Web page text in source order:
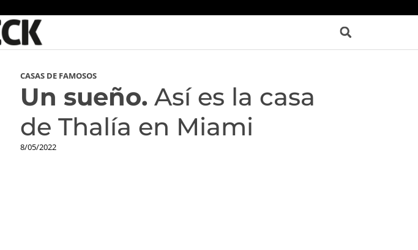
CASAS DE FAMOSOS
Un sueño. Así es la casa
de Thalía en Miami
8/05/2022